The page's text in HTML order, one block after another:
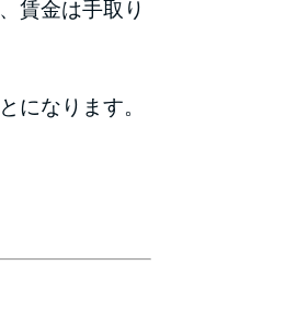
賃金は手取り
になります。